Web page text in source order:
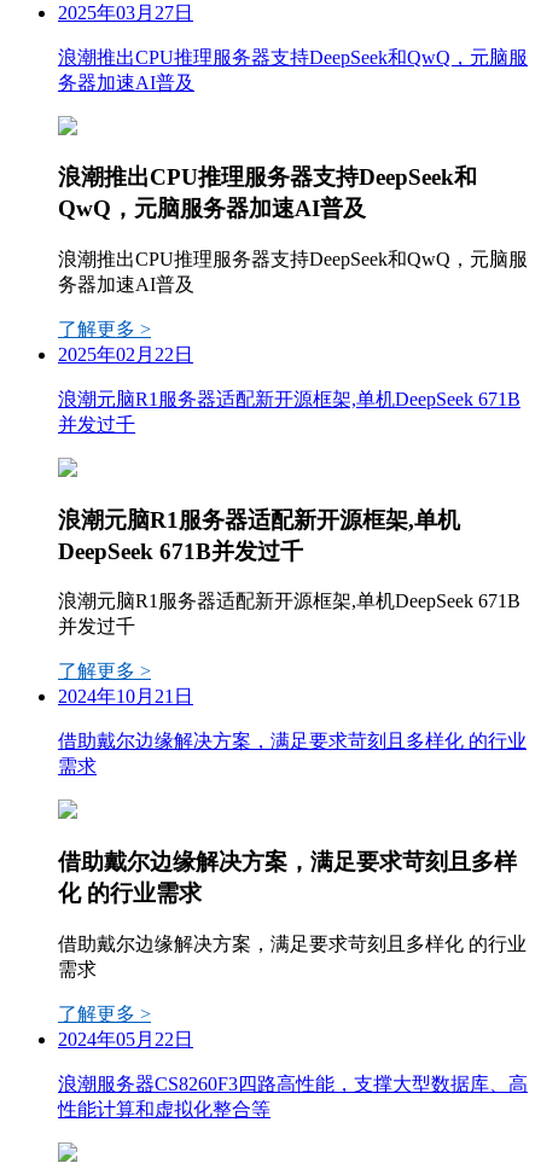
2025年03月27日
浪潮推出CPU推理服务器支持DeepSeek和QwQ，元脑服
务器加速AI普及
浪潮推出CPU推理服务器支持DeepSeek和
QwQ，元脑服务器加速AI普及
浪潮推出CPU推理服务器支持DeepSeek和QwQ，元脑服
务器加速AI普及
了解更多 >
2025年02月22日
浪潮元脑R1服务器适配新开源框架,单机DeepSeek 671B
并发过千
浪潮元脑R1服务器适配新开源框架,单机
DeepSeek 671B并发过千
浪潮元脑R1服务器适配新开源框架,单机DeepSeek 671B
并发过千
了解更多 >
2024年10月21日
借助戴尔边缘解决方案，满足要求苛刻且多样化 的行业
需求
借助戴尔边缘解决方案，满足要求苛刻且多样
化 的行业需求
借助戴尔边缘解决方案，满足要求苛刻且多样化 的行业
需求
了解更多 >
2024年05月22日
浪潮服务器CS8260F3四路高性能，支撑大型数据库、高
性能计算和虚拟化整合等